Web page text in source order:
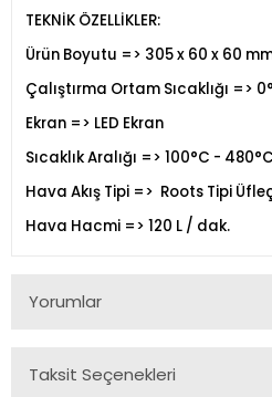
TEKNİK ÖZELLİKLER:
Ürün Boyutu => 305 x 60 x 60
Çalıştırma Ortam Sıcaklığı =>
Ekran => LED Ekran
Sıcaklık Aralığı => 100°C - 480°C
Hava Akış Tipi => Roots Tipi
Hava Hacmi => 120 L / dak.
Yorumlar
Taksit Seçenekleri